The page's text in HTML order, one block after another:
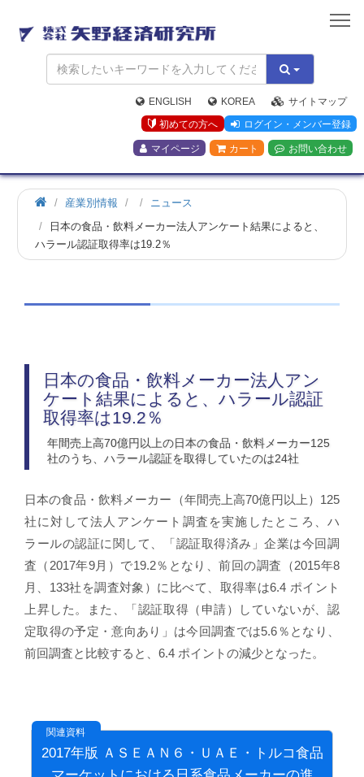
矢
野
経
済
研
究
所
ENGLISH KOREA
サイトマップ
初めての方へ
ログイン・メンバー登録
マイページ カート お問い合わせ
産業別情報
ニュース
日本の食品・飲料メーカー法人アンケート結果によると、
ハラール認証取得率は19.2％
日本の食品・飲料メーカー法人アン
ケート結果によると、ハラール認証
取得率は19.2％
年間売上高70億円以上の日本の食品・飲料メーカー125
社のうち、ハラール認証を取得していたのは24社
日本の食品・飲料メーカー（年間売上高70億円以上）125
社に対して法人アンケート調査を実施したところ、ハ
ラールの認証に関して、「認証取得済み」企業は今回調
査（2017年9月）で19.2％となり、前回の調査（2015年8
月、133社を調査対象）に比べて、取得率は6.4 ポイント
上昇した。また、「認証取得（申請）していないが、認
定取得の予定・意向あり」は今回調査では5.6％となり、
前回調査と比較すると、6.4 ポイントの減少となった。
2017年版 ＡＳＥＡＮ６・ＵＡＥ・トルコ食品